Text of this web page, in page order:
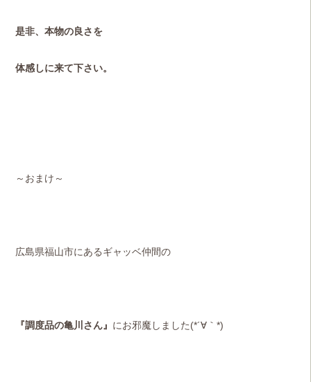
是非、本物の良さを
体感しに来て下さい。
～おまけ～
広島県福山市にあるギャッベ仲間の
『調度品の亀川さん』 にお邪魔しました(*´∀｀*)